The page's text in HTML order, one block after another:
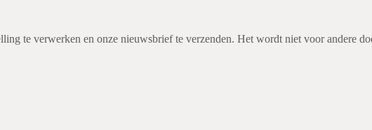
te verwerken en onze nieuwsbrief te verzenden. Het wordt niet voor andere